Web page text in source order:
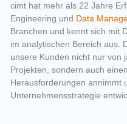
cimt hat mehr als 22 Jahre
Engineering und Data
Branchen und kennt sich mit
im analytischen Bereich aus.
unsere Kunden nicht nur von
Projekten, sondern auch
Herausforderungen annimmt
Unternehmensstrategie